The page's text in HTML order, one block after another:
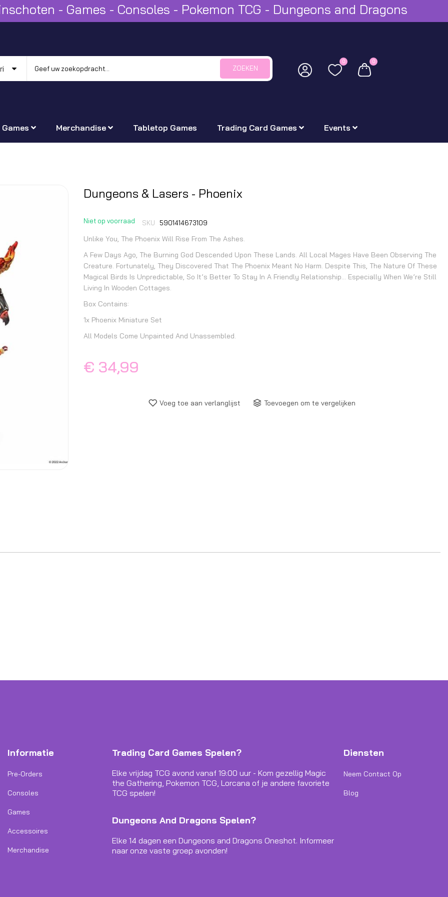
- Games - Consoles - Pokemon TCG - Dungeons and Dragons
ZOEKEN
0 0
Games Merchandise Tabletop Games Trading Card Games Events
begin
afbeeldingen-
gallerij
Dungeons & Lasers - Phoenix
Niet op voorraad SKU 5901414673109
Unlike You, The Phoenix Will Rise From The Ashes.
A Few Days Ago, The Burning God Descended Upon These Lands. All Local Mages Have Been Observing The
Creature. Fortunately, They Discovered That The Phoenix Meant No Harm. Despite This, The Nature Of These
Magical Birds Is Unpredictable, So It’s Better To Stay In A Friendly Relationship… Especially When We’re Still
Living In Wooden Cottages.
Box Contains:
1x Phoenix Miniature Set
All Models Come Unpainted And Unassembled.
€ 34,99
Voeg toe aan verlanglijst Toevoegen om te vergelijken
Informatie
Pre-Orders
Consoles
Games
Accessoires
Merchandise
Trading Card Games Spelen?
Elke vrijdag TCG avond vanaf 19:00 uur - Kom gezellig Magic
the Gathering, Pokemon TCG, Lorcana of je andere favoriete
TCG spelen!
Dungeons And Dragons Spelen?
Elke 14 dagen een Dungeons and Dragons Oneshot. Informeer
naar onze vaste groep avonden!
Diensten
Neem Contact Op
Blog